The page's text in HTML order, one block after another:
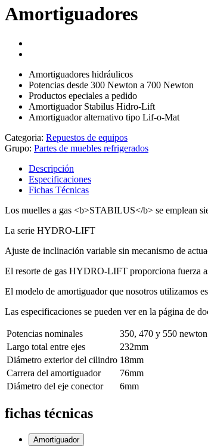
Amortiguadores
Amortiguadores hidráulicos
Potencias desde 300 Newton a 700 Newton
Productos epeciales a pedido
Amortiguador Stabilus Hidro-Lift
Amortiguador alternativo tipo Lif-o-Mat
Categoria: Repuestos de equipos
Grupo: Partes de muebles refrigerados
Descripción
Especificaciones
Fichas Técnicas
Los muelles a gas <b>STABILUS</b> se emplean
La serie HYDRO-LIFT
Ajuste de inclinación variable sin mecanismo de
El resorte de gas HYDRO-LIFT proporciona fuerza
El modelo de amortiguador que nosotros utilizamos
Las especificaciones se pueden ver en la página de
Potencias nominales
350, 470 y 550 newton
Largo total entre ejes
232mm
Diámetro exterior del cilindro 18mm
Carrera del amortiguador
76mm
Diámetro del eje conector
6mm
fichas técnicas
Amortiguador